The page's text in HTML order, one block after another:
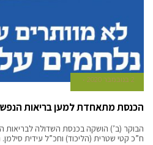
2 בנובמבר 2020
הכנסת מתאחדת למען בריאות הנפש
הבוקר (ב’) הושקה בכנסת השדולה לבריאות
ח”כ קטי שטרית (הליכוד) וחכ”ל עידית